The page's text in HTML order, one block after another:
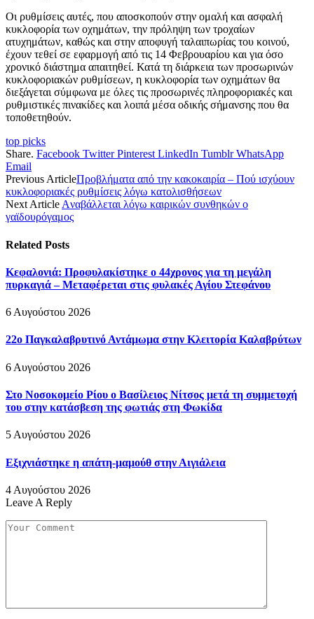
Οι ρυθμίσεις αυτές, που αποσκοπούν στην ομαλή και ασφαλή
κυκλοφορία των οχημάτων, την πρόληψη των τροχαίων
ατυχημάτων, καθώς και στην αποφυγή ταλαιπωρίας του κοινού,
έχουν τεθεί σε εφαρμογή από τις 14 Φεβρουαρίου και για όσο
χρονικό διάστημα απαιτηθεί. Κατά τη διάρκεια των προσωρινών
κυκλοφοριακών ρυθμίσεων, η κυκλοφορία των οχημάτων θα
διεξάγεται σύμφωνα με όλες τις προσωρινές πληροφοριακές και
ρυθμιστικές πινακίδες και λοιπά μέσα οδικής σήμανσης που θα
τοποθετηθούν.
top picks
Share. Facebook Twitter Pinterest LinkedIn Tumblr WhatsApp
Email
Previous ArticleΠροβλήματα από την κακοκαιρία – Πού ισχύουν
κυκλοφοριακές ρυθμίσεις λόγω κατολισθήσεων
Next ArticleAναβάλλεται λόγω καιρικών συνθηκών o
γαϊδουρόγαμος
Related Posts
Κεφαλονιά: Προφυλακίστηκε ο 44χρονος για τη μεγάλη
πυρκαγιά – Μεταφέρεται στις φυλακές Αγίου Στεφάνου
6 Αυγούστου 2026
22ο Παγκαλαβρυτινό Αντάμωμα στην Κλειτορία Καλαβρύτων
6 Αυγούστου 2026
Στο Νοσοκομείο Ρίου ο Βασίλειος Νίτσος μετά τη συμμετοχή
του στην κατάσβεση της φωτιάς στη Φωκίδα
5 Αυγούστου 2026
Εξιχνιάστηκε η απάτη-μαμούθ στην Αιγιάλεια
4 Αυγούστου 2026
Leave A Reply